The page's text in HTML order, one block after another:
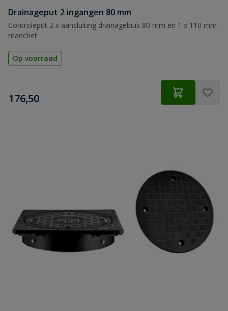
Drainageput 2 ingangen 80 mm
Controleput 2 x aansluiting drainagebuis 80 mm en 1 x 110 mm
manchet
Op voorraad
€
176,50